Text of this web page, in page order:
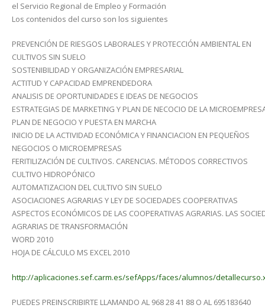
el Servicio Regional de Empleo y Formación
Los contenidos del curso son los siguientes
PREVENCIÓN DE RIESGOS LABORALES Y PROTECCIÓN AMBIENTAL EN
CULTIVOS SIN SUELO
SOSTENIBILIDAD Y ORGANIZACIÓN EMPRESARIAL
ACTITUD Y CAPACIDAD EMPRENDEDORA
ANALISIS DE OPORTUNIDADES E IDEAS DE NEGOCIOS
ESTRATEGIAS DE MARKETING Y PLAN DE NECOCIO DE LA
PLAN DE NEGOCIO Y PUESTA EN MARCHA
INICIO DE LA ACTIVIDAD ECONÓMICA Y FINANCIACION EN PEQUEÑOS
NEGOCIOS O MICROEMPRESAS
FERITILIZACIÓN DE CULTIVOS. CARENCIAS. MÉTODOS CORRECTIVOS
CULTIVO HIDROPÓNICO
AUTOMATIZACION DEL CULTIVO SIN SUELO
ASOCIACIONES AGRARIAS Y LEY DE SOCIEDADES COOPERATIVAS
ASPECTOS ECONÓMICOS DE LAS COOPERATIVAS AGRARIAS. LAS
AGRARIAS DE TRANSFORMACIÓN
WORD 2010
HOJA DE CÁLCULO MS EXCEL 2010
http://aplicaciones.sef.carm.es/sefApps/faces/alumnos/
PUEDES PREINSCRIBIRTE LLAMANDO AL 968 28 41 88 O AL 695183640